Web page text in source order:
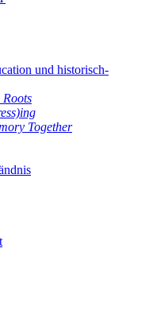
und historisch-
Roots
Together